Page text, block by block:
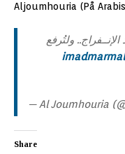
Aljoumhouria (På
ولتُرفع
— Al Joumhouria
Share